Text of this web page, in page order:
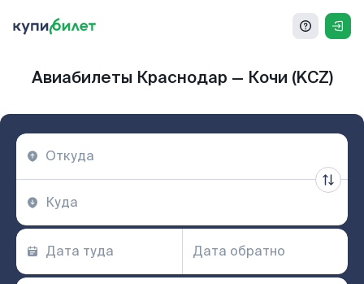
Авиабилеты Краснодар — Кочи (KCZ)